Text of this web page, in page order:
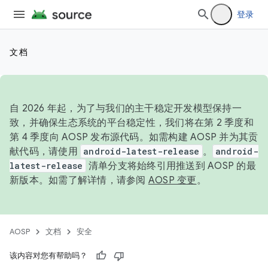
登录
文档
自 2026 年起，为了与我们的主干稳定开发模型保持一
致，并确保生态系统的平台稳定性，我们将在第 2 季度和
第 4 季度向 AOSP 发布源代码。如需构建 AOSP 并为其贡
献代码，请使用 android-latest-release 。
android-
latest-release 清单分支将始终引用推送到 AOSP 的最
新版本。如需了解详情，请参阅 AOSP 变更。
AOSP 文档 安全
该内容对您有帮助吗？